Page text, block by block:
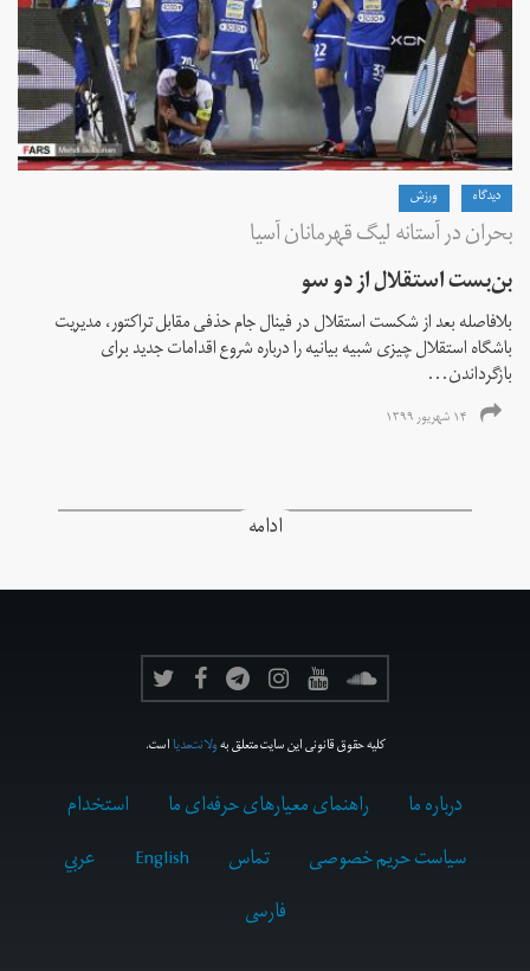
دیدگاه ورزش
بحران در آستانه لیگ قهرمانان آسیا
بن‌بست استقلال از دو سو
بلافاصله بعد از شکست استقلال در فینال جام حذفی مقابل تراکتور، مدیریت
باشگاه استقلال چیزی شبیه بیانیه را درباره شروع اقدامات جدید برای
بازگرداندن...
۱۴ شهریور ۱۳۹۹
ادامه
کلیه حقوق قانونی این سایت متعلق بهولانت‌مدیااست.
درباره ما راهنمای معیارهای حرفه‌ای ما
استخدام
سیاست حریم خصوصی
تماس English
عربي
فارسى